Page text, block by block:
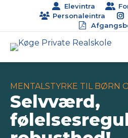
Elevintra
Personaleintra
MENTALSTYRKE TIL BØRN
Selvværd,